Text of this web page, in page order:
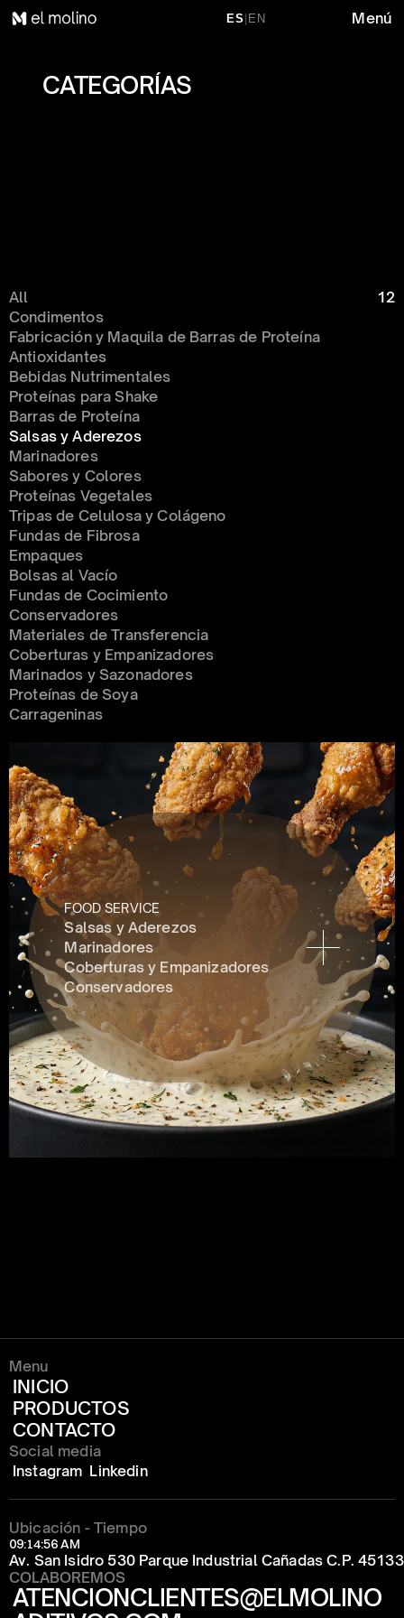
CATEGORÍAS
FOOD SERVICE
Salsas y Aderezos
Marinadores
Coberturas y Empanizadores
Conservadores
All
12
Condimentos
Fabricación y Maquila de Barras de Proteína
Antioxidantes
Bebidas Nutrimentales
Proteínas para Shake
Barras de Proteína
Salsas y Aderezos
Marinadores
Sabores y Colores
Proteínas Vegetales
Tripas de Celulosa y Colágeno
Fundas de Fibrosa
Empaques
Bolsas al Vacío
Fundas de Cocimiento
Conservadores
Materiales de Transferencia
Coberturas y Empanizadores
Marinados y Sazonadores
Proteínas de Soya
Carrageninas
ES | EN Menú
Menu
INICIO
PRODUCTOS
CONTACTO
Social media
Instagram Linkedin
Ubicación - Tiempo
09:14:56 AM
Av. San Isidro 530 Parque Industrial Cañadas C.P.
COLABOREMOS
ATENCIONCLIENTES@ELMOLINO